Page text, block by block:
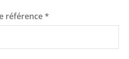
référence*